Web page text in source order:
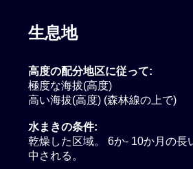
生息地
高度の配分地区に従って:
極度な海拔(高度)
高い海拔(高度) (森林線の上で)
水まきの条件:
乾燥した区域。 6か- 10か月の
中される。